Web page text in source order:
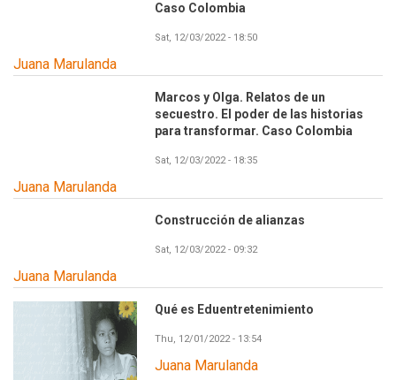
Caso Colombia
Sat, 12/03/2022 - 18:50
Juana Marulanda
Marcos y Olga. Relatos de un
secuestro. El poder de las historias
para transformar. Caso Colombia
Sat, 12/03/2022 - 18:35
Juana Marulanda
Construcción de alianzas
Sat, 12/03/2022 - 09:32
Juana Marulanda
Qué es Eduentretenimiento
Thu, 12/01/2022 - 13:54
Juana Marulanda